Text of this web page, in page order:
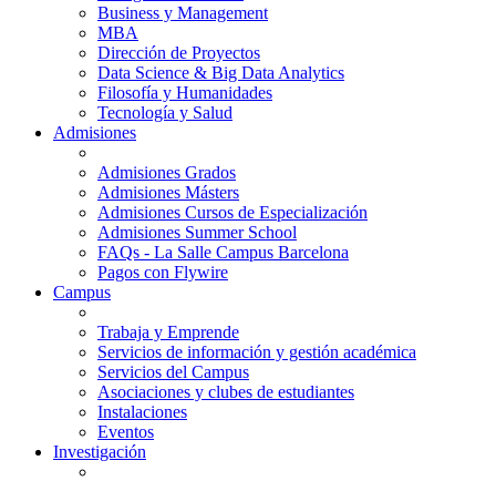
Business y Management
MBA
Dirección de Proyectos
Data Science & Big Data Analytics
Filosofía y Humanidades
Tecnología y Salud
Admisiones
Admisiones Grados
Admisiones Másters
Admisiones Cursos de Especialización
Admisiones Summer School
FAQs - La Salle Campus Barcelona
Pagos con Flywire
Campus
Trabaja y Emprende
Servicios de información y gestión académica
Servicios del Campus
Asociaciones y clubes de estudiantes
Instalaciones
Eventos
Investigación